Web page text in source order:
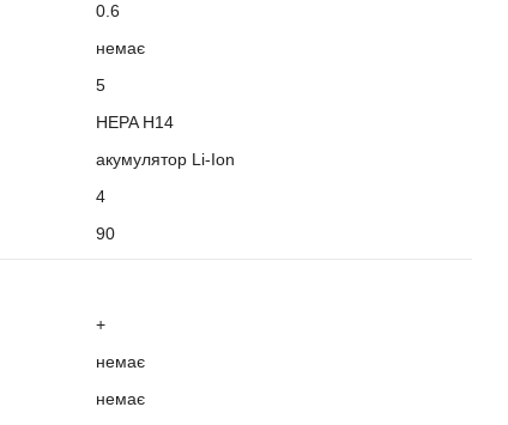
0.6
немає
5
HEPA H14
акумулятор Li-Ion
4
90
+
немає
немає